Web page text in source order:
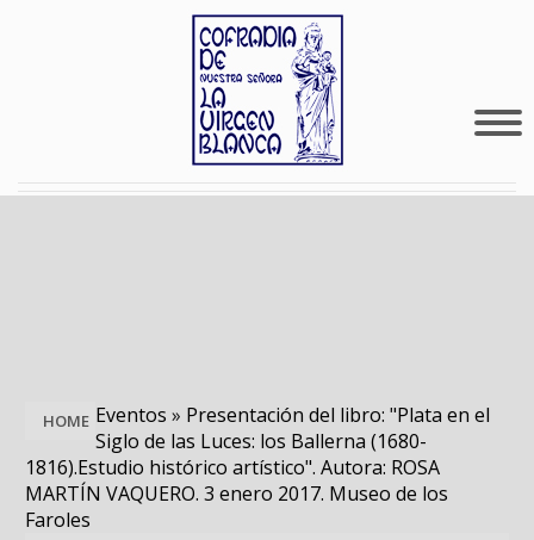
HOME Eventos » Presentación del libro: "Plata en el
Siglo de las Luces: los Ballerna (1680-
1816).Estudio histórico artístico". Autora: ROSA
MARTÍN VAQUERO. 3 enero 2017. Museo de los
Faroles